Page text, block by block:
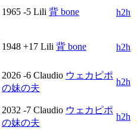
1965 -5 Lili 背 bone h2h
1948 +17 Lili 背 bone h2h
2026 -6 Claudio ウェカピポ
の妹の夫
h2h
2032 -7 Claudio ウェカピポ
の妹の夫
h2h